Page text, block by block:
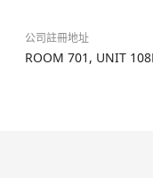
公司註冊地址
ROOM 701, UNIT